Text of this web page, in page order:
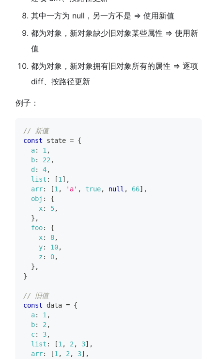
其中一方为 null，另一方不是 => 使用新值
都为对象，新对象缺少旧对象某些属性 => 使用新
值
都为对象，新对象拥有旧对象所有的属性 => 逐项
diff、按路径更新
例子：
// 新值
const state = {
a: 1,
b: 22,
d : 4,
list : [1] ,
arr: [1, 'a' , true, null , 66] ,
obj :
{
x: 5,
} ,
foo:
{
x: 8,
y: 10,
z : 0,
} ,
}
// 旧值
const data = {
a: 1,
b: 2,
c: 3,
list : [1, 2, 3] ,
arr: [1, 2, 3] ,